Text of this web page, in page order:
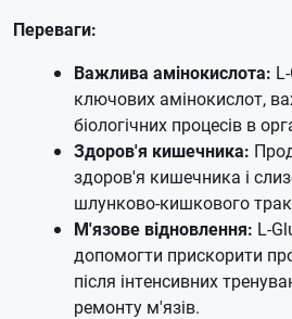
Переваги:
Важлива амінокислота:
ключових амінокислот,
біологічних процесів в
Здоров'я кишечника:
здоров'я кишечника і
шлунково-кишкового
М'язове відновлення: L-
допомогти прискорити
після інтенсивних
ремонту м'язів.